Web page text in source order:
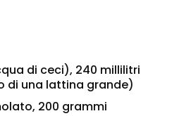
di ceci), 240 millilitri
di una lattina grande)
200 grammi